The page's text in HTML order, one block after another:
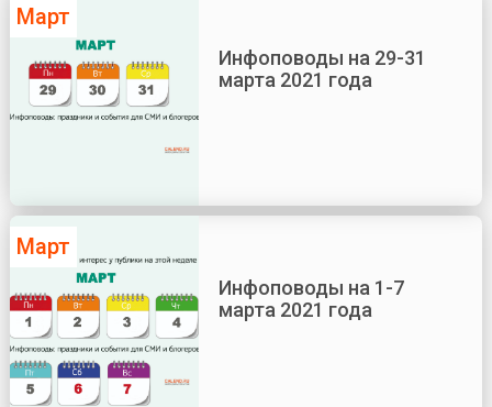
Март
Инфоповоды на 29-31
марта 2021 года
Март
Инфоповоды на 1-7
марта 2021 года